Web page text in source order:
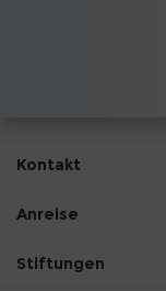
Kontakt
Anreise
Stiftungen